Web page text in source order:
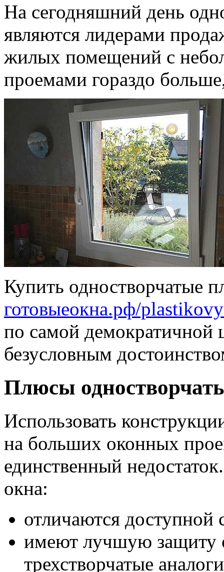
На сегодняшний день
являются лидерами
жилых помещений с
проемами гораздо
Купить одностворчатые
готовыеокна.рф/
по самой демократичной
безусловным
Плюсы
Использовать
на больших оконных
единственный
окна:
отличаются доступной
имеют лучшую защиту
трехстворчатые